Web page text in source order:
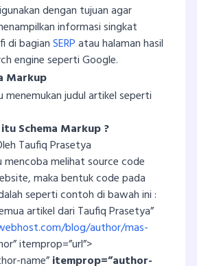
dengan tujuan agar
informasi singkat
di bagianSERPatau halaman hasil
engine seperti Google.
Markup
menemukan judul artikel seperti
Schema Markup ?
Taufiq Prasetya
mencoba melihat source code
maka bentuk code pada
seperti contoh di bawah ini :
artikel dari Taufiq Prasetya”
blog/author/mas-
itemprop=”url”>
name”itemprop=”author-